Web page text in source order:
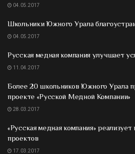
04.05.2017
Школьники Южного Урала
04.05.2017
Русская медная компания улучшает
11.04.2017
Более 20 школьников Южного Урала
проекте «Русской Медной Компании»
28.03.2017
«Русская медная компания»
проектов
17.03.2017